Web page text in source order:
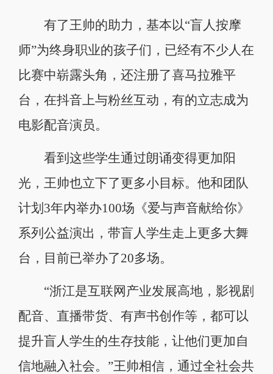
有了王帅的助力，基本以“盲人按摩
师”为终身职业的孩子们，已经有不少人在
比赛中崭露头角，还注册了喜马拉雅平
台，在抖音上与粉丝互动，有的立志成为
电影配音演员。
看到这些学生通过朗诵变得更加阳
光，王帅也立下了更多小目标。他和团队
计划3年内举办100场《爱与声音献给你》
系列公益演出，带盲人学生走上更多大舞
台，目前已举办了20多场。
“浙江是互联网产业发展高地，影视剧
配音、直播带货、有声书创作等，都可以
提升盲人学生的生存技能，让他们更加自
信地融入社会。”王帅相信，通过全社会共